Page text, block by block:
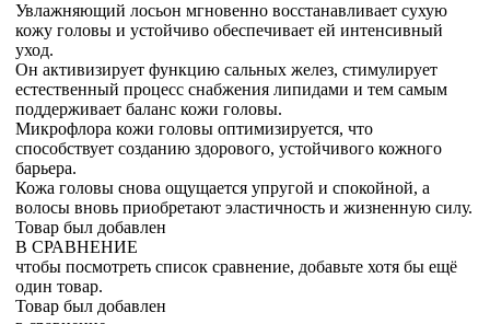
Увлажняющий лосьон мгновенно восстанавливает сухую
кожу головы и устойчиво обеспечивает ей интенсивный
уход.
Он активизирует функцию сальных желез, стимулирует
естественный процесс снабжения липидами и тем самым
поддерживает баланс кожи головы.
Микрофлора кожи головы оптимизируется, что
способствует созданию здорового, устойчивого кожного
барьера.
Кожа головы снова ощущается упругой и спокойной, а
волосы вновь приобретают эластичность и жизненную силу.
Товар был добавлен
В СРАВНЕНИЕ
чтобы посмотреть список сравнение, добавьте хотя бы ещё
один товар.
Товар был добавлен